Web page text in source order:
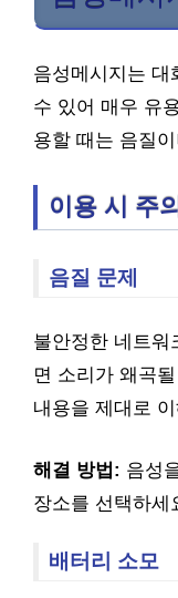
음성메시지는 대
수 있어 매우 유
용할 때는 음질
이용 시 주
음질 문제
불안정한 네트워
면 소리가 왜곡
내용을 제대로
해결 방법: 음성
장소를 선택하세
배터리 소모